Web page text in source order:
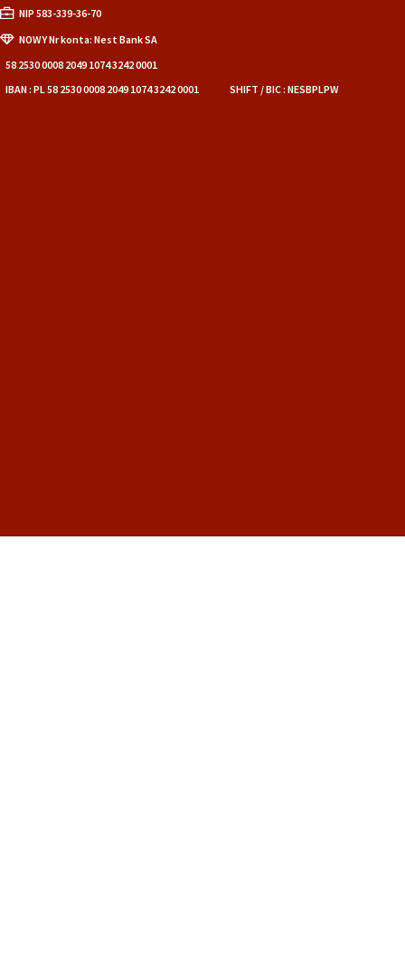
NIP 583-339-36-70
NOWY Nr konta: Nest Bank SA
58 2530 0008 2049 1074 3242 0001
IBAN : PL 58 2530 0008 2049 1074 3242 0001
SHIFT / BIC : NESBPLPW